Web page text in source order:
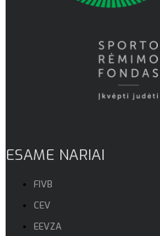
ESAME NARIAI
FIVB
CEV
EEVZA